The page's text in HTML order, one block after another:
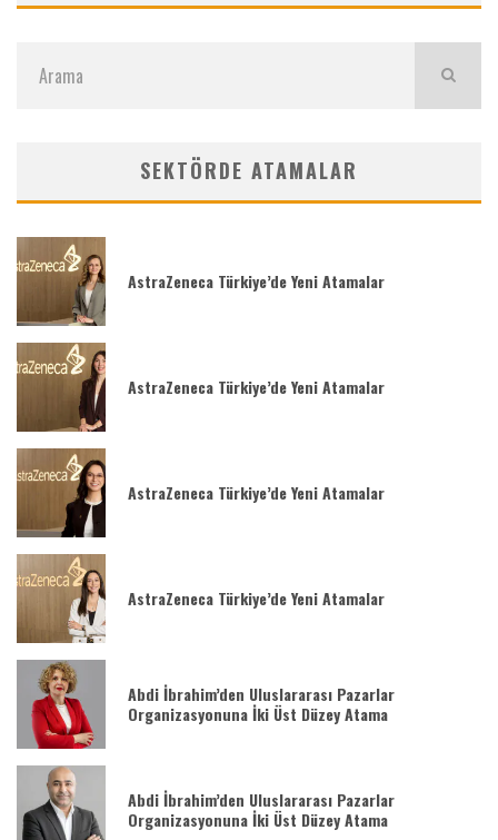
SEKTÖRDE ATAMALAR
AstraZeneca Türkiye’de Yeni Atamalar
AstraZeneca Türkiye’de Yeni Atamalar
AstraZeneca Türkiye’de Yeni Atamalar
AstraZeneca Türkiye’de Yeni Atamalar
Abdi İbrahim’den Uluslararası Pazarlar
Organizasyonuna İki Üst Düzey Atama
Abdi İbrahim’den Uluslararası Pazarlar
Organizasyonuna İki Üst Düzey Atama